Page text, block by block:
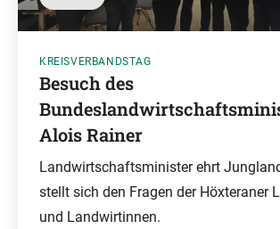
KREISVERBANDSTAG
Besuch des
Alois Rainer
Landwirtschaftsminister ehrt
stellt sich den Fragen der Höxteraner
und Landwirtinnen.